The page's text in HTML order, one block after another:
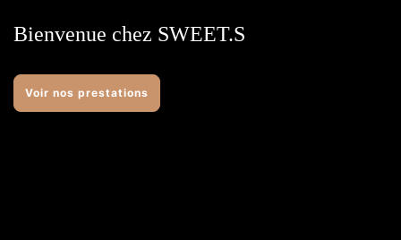
Bienvenue chez SWEET.S
Voir nos prestations